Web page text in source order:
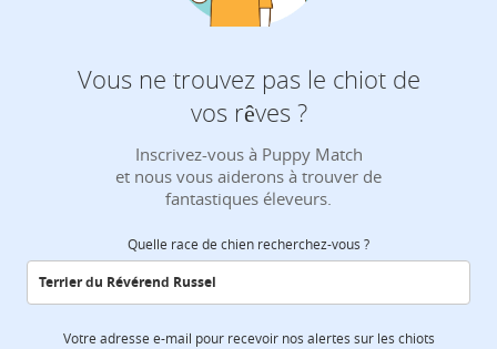
Vous ne trouvez pas le chiot de
vos rêves ?
Inscrivez-vous à Puppy Match
et nous vous aiderons à trouver de
fantastiques éleveurs.
Quelle race de chien recherchez-vous ?
Votre adresse e-mail pour recevoir nos alertes sur les chiots